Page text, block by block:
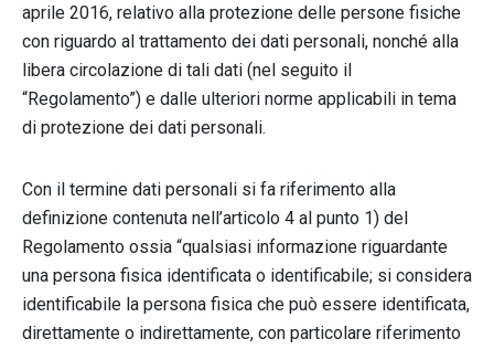
aprile 2016, relativo alla protezione delle persone fisiche
con riguardo al trattamento dei dati personali, nonché alla
libera circolazione di tali dati (nel seguito il
“Regolamento”) e dalle ulteriori norme applicabili in tema
di protezione dei dati personali.
Con il termine dati personali si fa riferimento alla
definizione contenuta nell’articolo 4 al punto 1) del
Regolamento ossia “qualsiasi informazione riguardante
una persona fisica identificata o identificabile; si considera
identificabile la persona fisica che può essere identificata,
direttamente o indirettamente, con particolare riferimento